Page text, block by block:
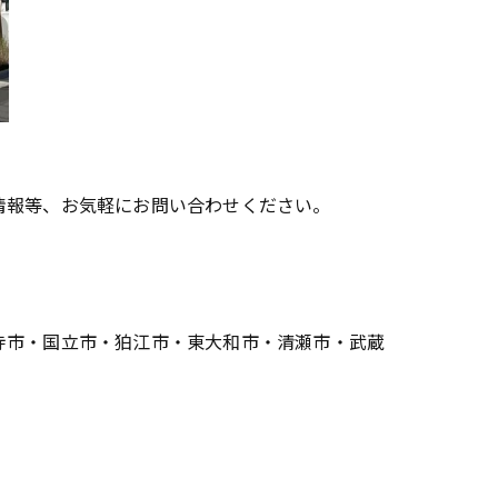
等、お気軽にお問い合わせください。
国立市・狛江市・東大和市・清瀬市・武蔵